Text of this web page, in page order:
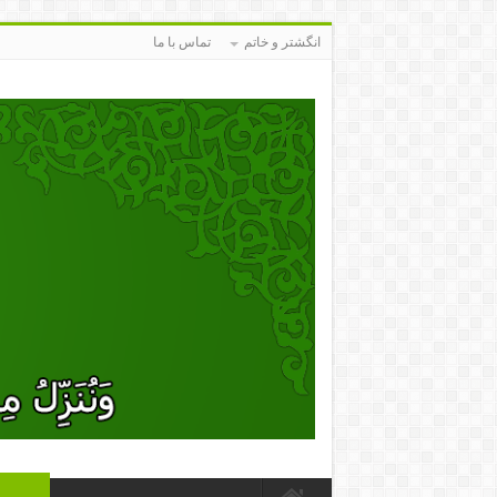
انگشتر و خاتم تماس با ما